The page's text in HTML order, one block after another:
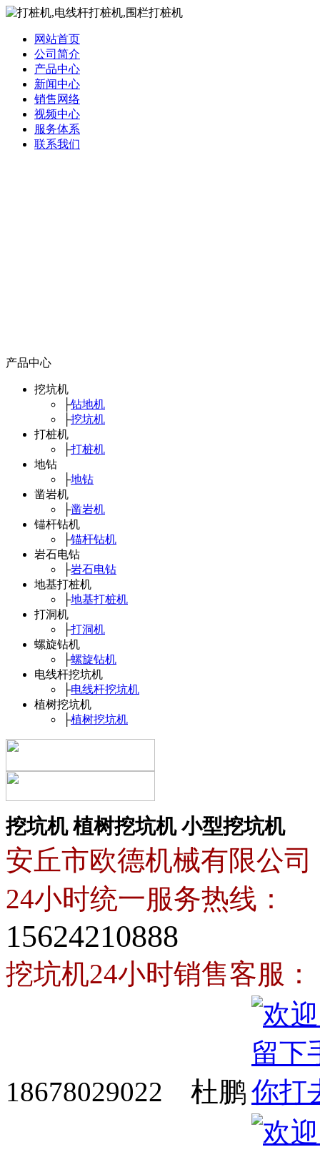
网站首页
公司简介
产品中心
新闻中心
销售网络
视频中心
服务体系
联系我们
产品中心
挖坑机
├钻地机
├挖坑机
打桩机
├打桩机
地钻
├地钻
凿岩机
├凿岩机
锚杆钻机
├锚杆钻机
岩石电钻
├岩石电钻
地基打桩机
├地基打桩机
打洞机
├打洞机
螺旋钻机
├螺旋钻机
电线杆挖坑机
├电线杆挖坑机
植树挖坑机
├植树挖坑机
挖坑机植树挖坑机小型挖坑机
安丘市欧德机械有限公司
24小时统一服务热线：
15624210888
挖坑机24小时销售客服：
18678029022 杜鹏